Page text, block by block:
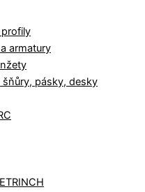
armatury
pásky, desky